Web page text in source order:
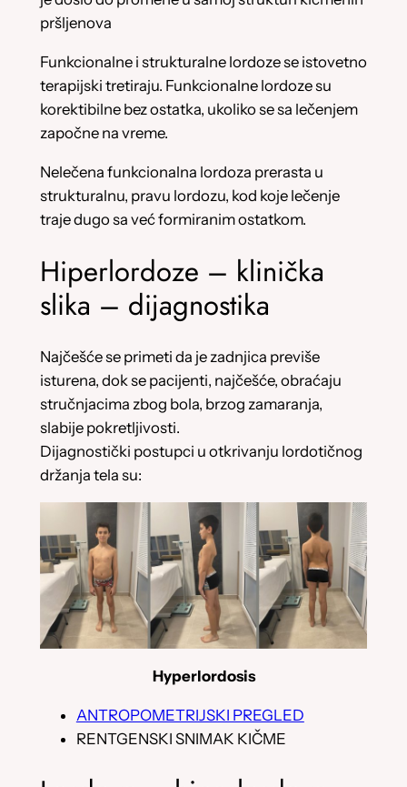
pršljenova
Funkcionalne i strukturalne lordoze se istovetno
terapijski tretiraju. Funkcionalne lordoze su
korektibilne bez ostatka, ukoliko se sa lečenjem
započne na vreme.
Nelečena funkcionalna lordoza prerasta u
strukturalnu, pravu lordozu, kod koje lečenje
traje dugo sa već formiranim ostatkom.
Hiperlordoze – klinička
slika – dijagnostika
Najčešće se primeti da je zadnjica previše
isturena, dok se pacijenti, najčešće, obraćaju
stručnjacima zbog bola, brzog zamaranja,
slabije pokretljivosti.
Dijagnostički postupci u otkrivanju lordotičnog
držanja tela su:
Hyperlordosis
ANTROPOMETRIJSKI PREGLED
RENTGENSKI SNIMAK KIČME